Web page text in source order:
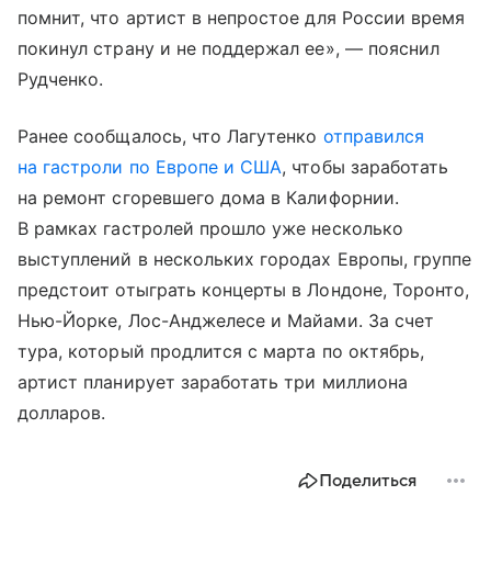
помнит, что артист в непростое для России время
покинул страну и не поддержал ее», — пояснил
Рудченко.
Ранее сообщалось, что Лагутенко отправился
на гастроли по Европе и США, чтобы заработать
на ремонт сгоревшего дома в Калифорнии.
В рамках гастролей прошло уже несколько
выступлений в нескольких городах Европы, группе
предстоит отыграть концерты в Лондоне, Торонто,
Нью-Йорке, Лос-Анджелесе и Майами. За счет
тура, который продлится с марта по октябрь,
артист планирует заработать три миллиона
долларов.
Поделиться